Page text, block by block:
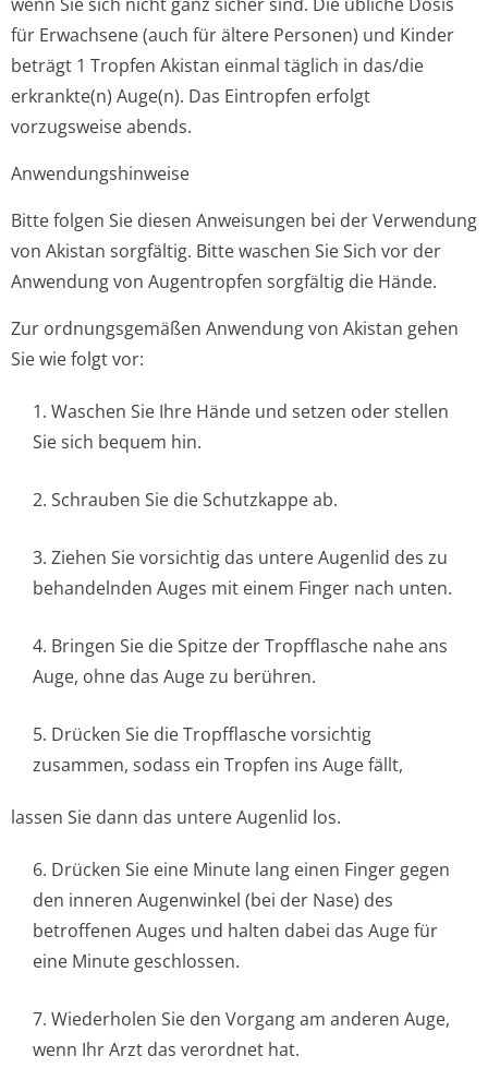
für Erwachsene (auch für ältere Personen) und Kinder
beträgt 1 Tropfen Akistan einmal täglich in das/die
erkrankte(n) Auge(n). Das Eintropfen erfolgt
vorzugsweise abends.
Anwendungshinweise
Bitte folgen Sie diesen Anweisungen bei der Verwendung
von Akistan sorgfältig. Bitte waschen Sie Sich vor der
Anwendung von Augentropfen sorgfältig die Hände.
Zur ordnungsgemäßen Anwendung von Akistan gehen
Sie wie folgt vor:
1. Waschen Sie Ihre Hände und setzen oder stellen
Sie sich bequem hin.
2. Schrauben Sie die Schutzkappe ab.
3. Ziehen Sie vorsichtig das untere Augenlid des zu
behandelnden Auges mit einem Finger nach unten.
4. Bringen Sie die Spitze der Tropfflasche nahe ans
Auge, ohne das Auge zu berühren.
5. Drücken Sie die Tropfflasche vorsichtig
zusammen, sodass ein Tropfen ins Auge fällt,
lassen Sie dann das untere Augenlid los.
6. Drücken Sie eine Minute lang einen Finger gegen
den inneren Augenwinkel (bei der Nase) des
betroffenen Auges und halten dabei das Auge für
eine Minute geschlossen.
7. Wiederholen Sie den Vorgang am anderen Auge,
wenn Ihr Arzt das verordnet hat.